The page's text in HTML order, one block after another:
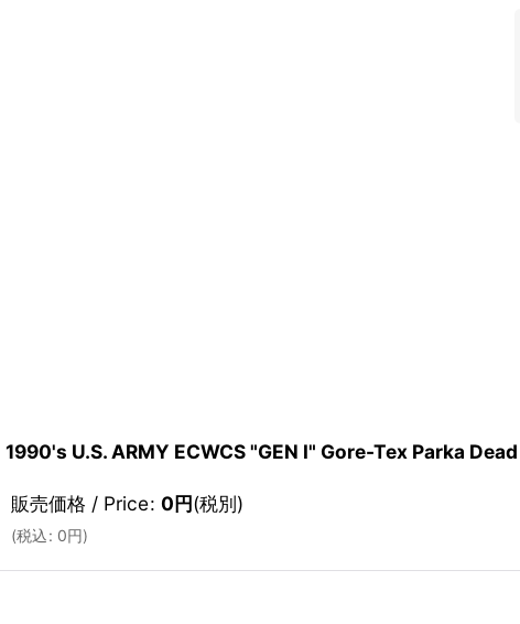
1990's U.S. ARMY ECWCS "GEN I" Gore-Tex Parka
販売価格 / Price: 0円(税別)
(税込: 0円)